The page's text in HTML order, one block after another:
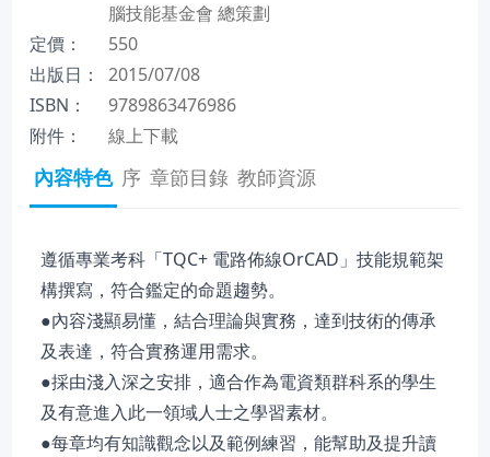
腦技能基金會 總策劃
定價：
550
出版日：
2015/07/08
ISBN：
9789863476986
附件：
線上下載
內容特色 序 章節目錄 教師資源
遵循專業考科「TQC+ 電路佈線OrCAD」技能規範架
構撰寫，符合鑑定的命題趨勢。
●內容淺顯易懂，結合理論與實務，達到技術的傳承
及表達，符合實務運用需求。
●採由淺入深之安排，適合作為電資類群科系的學生
及有意進入此一領域人士之學習素材。
●每章均有知識觀念以及範例練習，能幫助及提升讀